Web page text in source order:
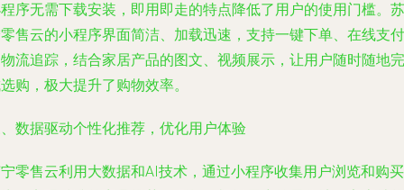
序无需下载安装，即用即走的特点降低了用户的使用门槛。苏
售云的小程序界面简洁、加载迅速，支持一键下单、在线支付
流追踪，结合家居产品的图文、视频展示，让用户随时随地完
购，极大提升了购物效率。
数据驱动个性化推荐，优化用户体验
零售云利用大数据和AI技术，通过小程序收集用户浏览和购买